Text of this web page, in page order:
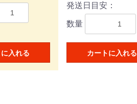
入れる
発送日目安：
数量
カートに入れる